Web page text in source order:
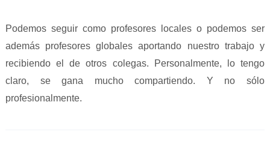
Podemos seguir como profesores locales o podemos ser
además profesores globales aportando nuestro trabajo y
recibiendo el de otros colegas. Personalmente, lo tengo
claro, se gana mucho compartiendo. Y no sólo
profesionalmente.